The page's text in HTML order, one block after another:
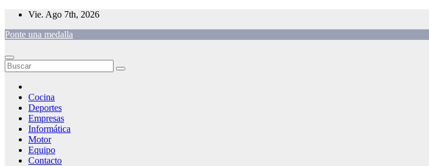
Saltar
contenido
Vie. Ago 7th, 2026
Ponte una medalla
Cocina
Deportes
Empresas
Informática
Motor
Equipo
Contacto